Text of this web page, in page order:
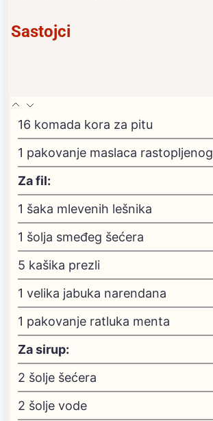
Sastojci
16 komada kora za pitu
1 pakovanje maslaca rastopljenog
Za fil:
1 šaka mlevenih lešnika
1 šolja smeđeg šećera
5 kašika prezli
1 velika jabuka narendana
1 pakovanje ratluka menta
Za sirup:
2 šolje šećera
2 šolje vode